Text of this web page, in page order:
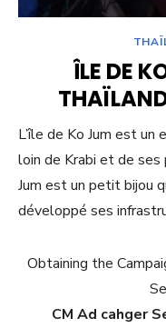
ÎLE DE
L’île de Ko Jum est un
loin de Krabi et de
Jum est un petit bijou
développé ses
Obtaining the
CM Ad cahger